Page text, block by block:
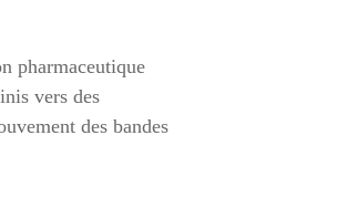
pharmaceutique
vers des
des bandes